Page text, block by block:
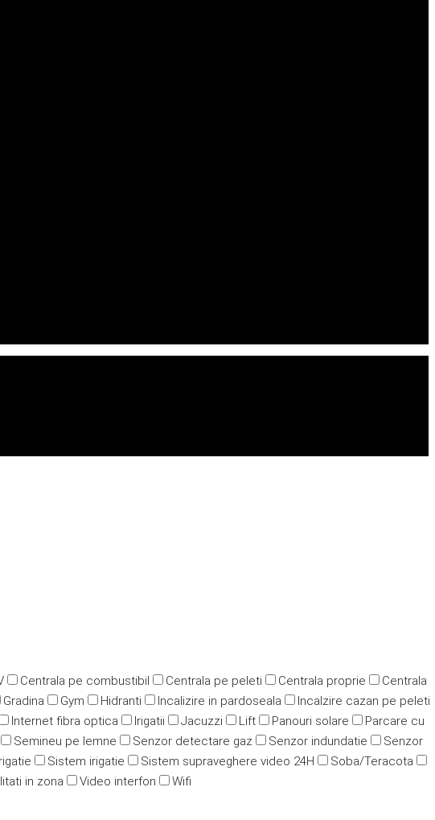
Centrala pe combustibil Centrala pe peleti Centrala proprie
Centrala
Gradina Gym Hidranti Incalizire in pardoseala
Incalzire cazan pe peleti
Internet fibra optica Irigatii Jacuzzi Lift Panouri solare
Parcare cu
Semineu pe lemne Senzor detectare gaz Senzor indundatie
Senzor
Sistem irigatie Sistem supraveghere video 24H
Soba/Teracota
in zona Video interfon Wifi